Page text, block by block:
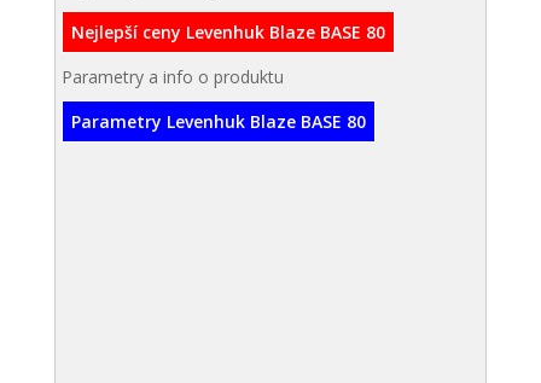
Nejlepší ceny Levenhuk Blaze BASE 80
Parametry a info o produktu
Parametry Levenhuk Blaze BASE 80